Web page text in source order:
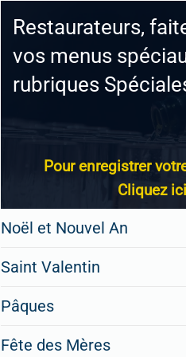
Restaurateurs,
vos menus
rubriques
Pour enregistrer
Cliquez ici
Noël et Nouvel An
Saint Valentin
Pâques
Fête des Mères